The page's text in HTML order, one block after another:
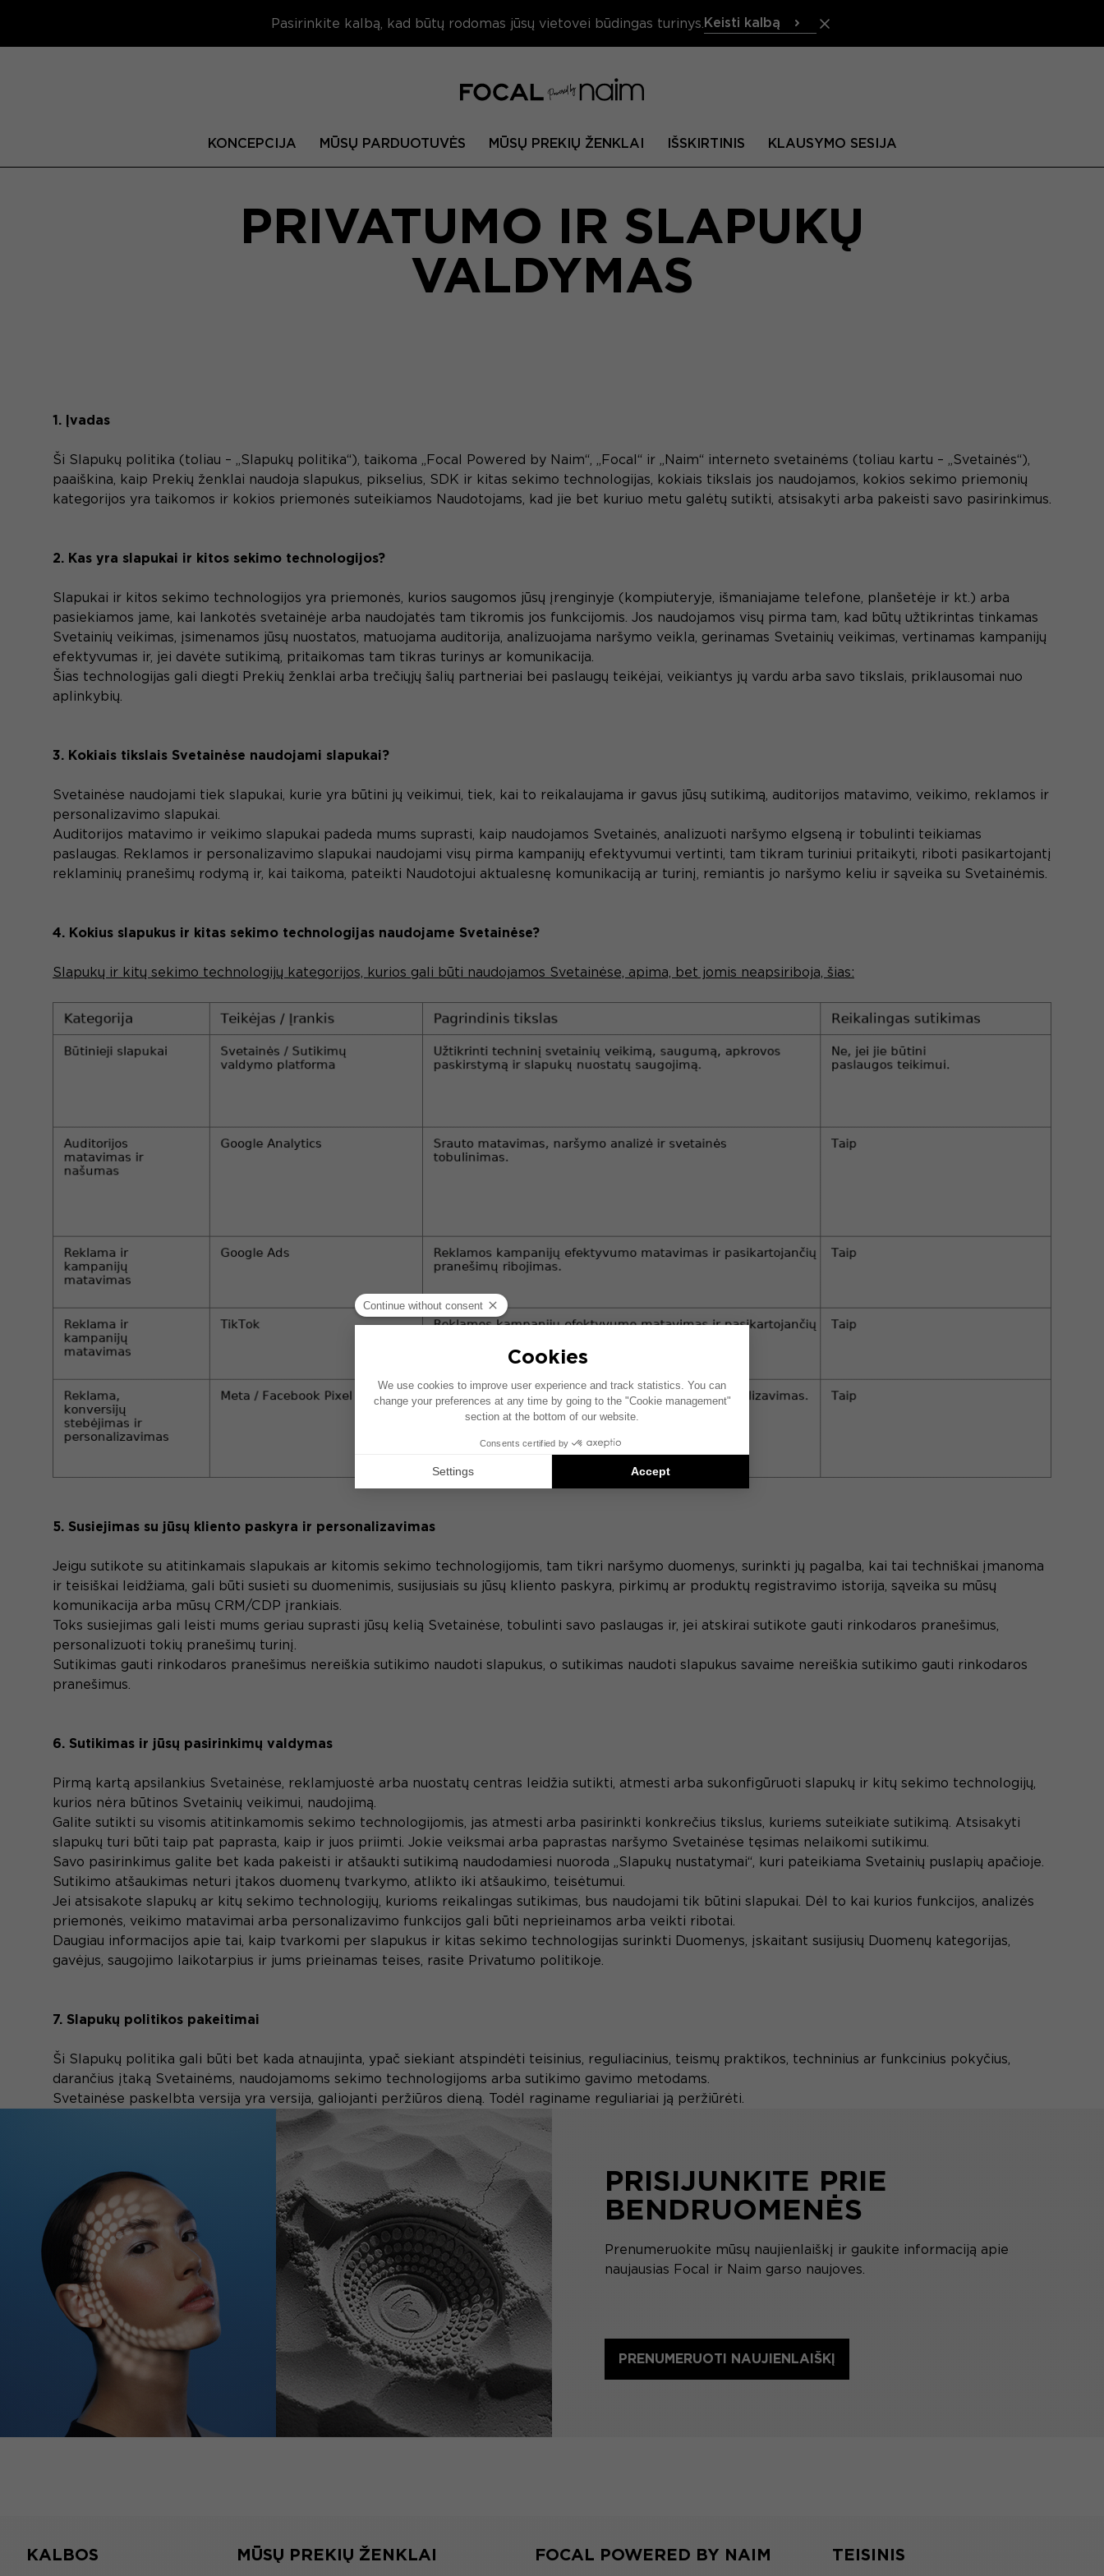
Pasirinkite kalbą, kad būtų rodomas jūsų vietovei būdingas turinys. Keisti kalbą
KONCEPCIJA MŪSŲ PARDUOTUVĖS MŪSŲ PREKIŲ ŽENKLAI IŠSKIRTINIS KLAUSYMO SESIJA
PRIVATUMO IR SLAPUKŲ
VALDYMAS
1. Įvadas
Ši Slapukų politika (toliau – „Slapukų politika“), taikoma „Focal Powered by Naim“, „Focal“ ir „Naim“ interneto svetainėms (toliau kartu – „Svetainės“),
paaiškina, kaip Prekių ženklai naudoja slapukus, pikselius, SDK ir kitas sekimo technologijas, kokiais tikslais jos naudojamos, kokios sekimo priemonių
kategorijos yra taikomos ir kokios priemonės suteikiamos Naudotojams, kad jie bet kuriuo metu galėtų sutikti, atsisakyti arba pakeisti savo pasirinkimus.
2. Kas yra slapukai ir kitos sekimo technologijos?
Slapukai ir kitos sekimo technologijos yra priemonės, kurios saugomos jūsų įrenginyje (kompiuteryje, išmaniajame telefone, planšetėje ir kt.) arba
pasiekiamos jame, kai lankotės svetainėje arba naudojatės tam tikromis jos funkcijomis. Jos naudojamos visų pirma tam, kad būtų užtikrintas tinkamas
Svetainių veikimas, įsimenamos jūsų nuostatos, matuojama auditorija, analizuojama naršymo veikla, gerinamas Svetainių veikimas, vertinamas kampanijų
efektyvumas ir, jei davėte sutikimą, pritaikomas tam tikras turinys ar komunikacija.
Šias technologijas gali diegti Prekių ženklai arba trečiųjų šalių partneriai bei paslaugų teikėjai, veikiantys jų vardu arba savo tikslais, priklausomai nuo
aplinkybių.
3. Kokiais tikslais Svetainėse naudojami slapukai?
Svetainėse naudojami tiek slapukai, kurie yra būtini jų veikimui, tiek, kai to reikalaujama ir gavus jūsų sutikimą, auditorijos matavimo, veikimo, reklamos ir
personalizavimo slapukai.
Auditorijos matavimo ir veikimo slapukai padeda mums suprasti, kaip naudojamos Svetainės, analizuoti naršymo elgseną ir tobulinti teikiamas
paslaugas. Reklamos ir personalizavimo slapukai naudojami visų pirma kampanijų efektyvumui vertinti, tam tikram turiniui pritaikyti, riboti pasikartojantį
reklaminių pranešimų rodymą ir, kai taikoma, pateikti Naudotojui aktualesnę komunikaciją ar turinį, remiantis jo naršymo keliu ir sąveika su Svetainėmis.
4. Kokius slapukus ir kitas sekimo technologijas naudojame Svetainėse?
Slapukų ir kitų sekimo technologijų kategorijos, kurios gali būti naudojamos Svetainėse, apima, bet jomis neapsiriboja, šias:
5. Susiejimas su jūsų kliento paskyra ir personalizavimas
Jeigu sutikote su atitinkamais slapukais ar kitomis sekimo technologijomis, tam tikri naršymo duomenys, surinkti jų pagalba, kai tai techniškai įmanoma
ir teisiškai leidžiama, gali būti susieti su duomenimis, susijusiais su jūsų kliento paskyra, pirkimų ar produktų registravimo istorija, sąveika su mūsų
komunikacija arba mūsų CRM/CDP įrankiais.
Toks susiejimas gali leisti mums geriau suprasti jūsų kelią Svetainėse, tobulinti savo paslaugas ir, jei atskirai sutikote gauti rinkodaros pranešimus,
personalizuoti tokių pranešimų turinį.
Sutikimas gauti rinkodaros pranešimus nereiškia sutikimo naudoti slapukus, o sutikimas naudoti slapukus savaime nereiškia sutikimo gauti rinkodaros
pranešimus.
6. Sutikimas ir jūsų pasirinkimų valdymas
Pirmą kartą apsilankius Svetainėse, reklamjuostė arba nuostatų centras leidžia sutikti, atmesti arba sukonfigūruoti slapukų ir kitų sekimo technologijų,
kurios nėra būtinos Svetainių veikimui, naudojimą.
Galite sutikti su visomis atitinkamomis sekimo technologijomis, jas atmesti arba pasirinkti konkrečius tikslus, kuriems suteikiate sutikimą. Atsisakyti
slapukų turi būti taip pat paprasta, kaip ir juos priimti. Jokie veiksmai arba paprastas naršymo Svetainėse tęsimas nelaikomi sutikimu.
Savo pasirinkimus galite bet kada pakeisti ir atšaukti sutikimą naudodamiesi nuoroda „Slapukų nustatymai“, kuri pateikiama Svetainių puslapių apačioje.
Sutikimo atšaukimas neturi įtakos duomenų tvarkymo, atlikto iki atšaukimo, teisėtumui.
Jei atsisakote slapukų ar kitų sekimo technologijų, kurioms reikalingas sutikimas, bus naudojami tik būtini slapukai. Dėl to kai kurios funkcijos, analizės
priemonės, veikimo matavimai arba personalizavimo funkcijos gali būti neprieinamos arba veikti ribotai.
Daugiau informacijos apie tai, kaip tvarkomi per slapukus ir kitas sekimo technologijas surinkti Duomenys, įskaitant susijusių Duomenų kategorijas,
gavėjus, saugojimo laikotarpius ir jums prieinamas teises, rasite Privatumo politikoje.
7. Slapukų politikos pakeitimai
Ši Slapukų politika gali būti bet kada atnaujinta, ypač siekiant atspindėti teisinius, reguliacinius, teismų praktikos, techninius ar funkcinius pokyčius,
darančius įtaką Svetainėms, naudojamoms sekimo technologijoms arba sutikimo gavimo metodams.
Svetainėse paskelbta versija yra versija, galiojanti peržiūros dieną. Todėl raginame reguliariai ją peržiūrėti.
PRISIJUNKITE PRIE
BENDRUOMENĖS
Prenumeruokite mūsų naujienlaiškį ir gaukite informaciją apie
naujausias Focal ir Naim garso naujoves.
PRENUMERUOTI NAUJIENLAIŠKĮ
KALBOS MŪSŲ PREKIŲ ŽENKLAI FOCAL POWERED BY NAIM TEISINIS